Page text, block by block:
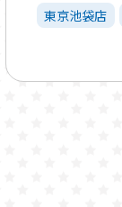
東京池袋店